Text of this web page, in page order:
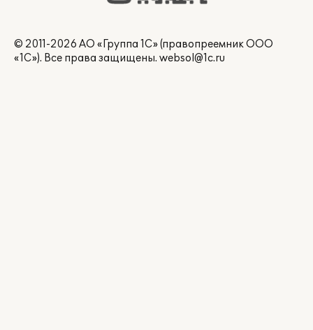
© 2011-2026 АО «Группа 1С» (правопреемник ООО
«1С»). Все права защищены. websol@1c.ru